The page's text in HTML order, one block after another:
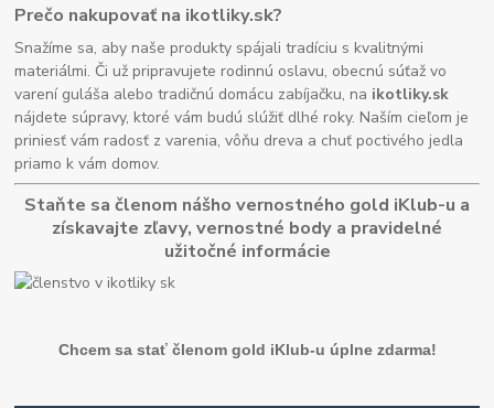
Prečo nakupovať na ikotliky.sk?
Snažíme sa, aby naše produkty spájali tradíciu s kvalitnými
materiálmi. Či už pripravujete rodinnú oslavu, obecnú súťaž vo
varení guláša alebo tradičnú domácu zabíjačku, na ikotliky.sk
nájdete súpravy, ktoré vám budú slúžiť dlhé roky. Naším cieľom je
priniesť vám radosť z varenia, vôňu dreva a chuť poctivého jedla
priamo k vám domov.
Staňte sa členom nášho vernostného gold iKlub-u a
získavajte zľavy, vernostné body a pravidelné
užitočné informácie
Chcem sa stať členom gold iKlub-u úplne zdarma!